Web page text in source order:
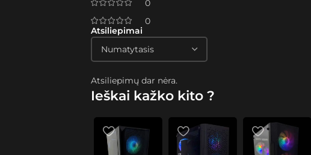
0
0
Atsiliepimai
Atsiliepimų dar nėra.
Ieškai kažko kito ?